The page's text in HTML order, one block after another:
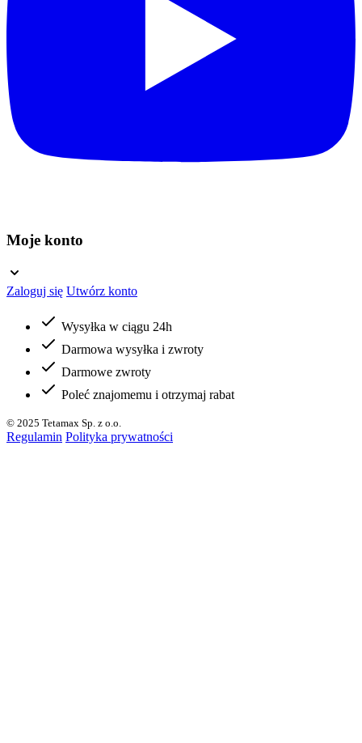
Moje konto
Zaloguj się Utwórz konto
Wysyłka w ciągu 24h
Darmowa wysyłka i zwroty
Darmowe zwroty
Poleć znajomemu i otrzymaj rabat
© 2025 Tetamax Sp. z o.o.
Regulamin Polityka prywatności